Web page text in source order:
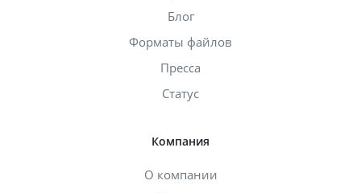
Блог
Форматы файлов
Пресса
Статус
Компания
О компании